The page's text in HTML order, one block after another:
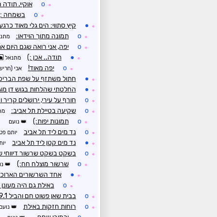
☼
o אוקיי.
☼
o בשמחה
☼
● קיץ סתווי: הים גלי מאוד
☼
o תמונה מתוך הוידאו:
☼
o יפה, אני רואה שגם היום
☼
● תודה.. אכן :) מתנאל
☼
o יפה מאוד! אבי
☼
● חתול משתזף על שפת
☼
● החלטתי שהלחות בגוש דן
☼
o חורף על עירי, ירושלים
☼
o שקיעה בטיילת תל אביב:
☼
o תמונות יפות:) נועם
☼
o נד מים ליד תל אביב יותם
☼
● נד מים קטן ליד תל אביב
☼
o בשקט בשקט שרשור דיווחי שטח של 7 ביולי ולא 7
☼
o שרשור מוצלח חח:)
☼
● אחד השרשורים
☼
o באילת גם היה מעונן
☼
o בבית שאן פשוט חם והביל 29.1 מע' עם 68% לחות
☼
o רוחות חזקות באילת